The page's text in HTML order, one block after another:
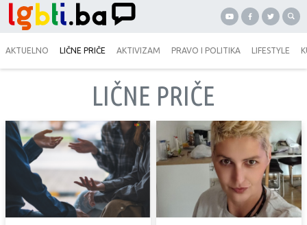
AKTUELNO LIČNE PRIČE AKTIVIZAM PRAVO I POLITIKA LIFESTYLE
LIČNE PRIČE